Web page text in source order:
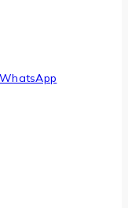
WhatsApp